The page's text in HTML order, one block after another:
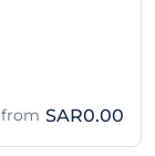
from SAR0.00